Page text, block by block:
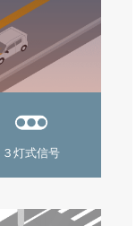
３灯式信号